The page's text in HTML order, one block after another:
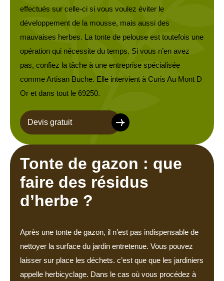
effectués sur celle-ci si vous voulez éviter le
développement de la mousse, mais aussi des
mauvaises herbes. La tonte de pelouse est toutefois une
opération qui nécessite du temps. Si vous n’en avez
pas, confiez la tâche à une entreprise spécialisée
comme Artisan Buche. Elle intervient à Curis Au Mont D
Or et dans tout le 69250.
Devis gratuit
Tonte de gazon : que
faire des résidus
d’herbe ?
Après une tonte de gazon, il n’est pas indispensable de
nettoyer la surface du jardin entretenue. Vous pouvez
laisser sur place les déchets. c’est que que les jardiniers
appelle herbicyclage. Dans le cas où vous procédez à